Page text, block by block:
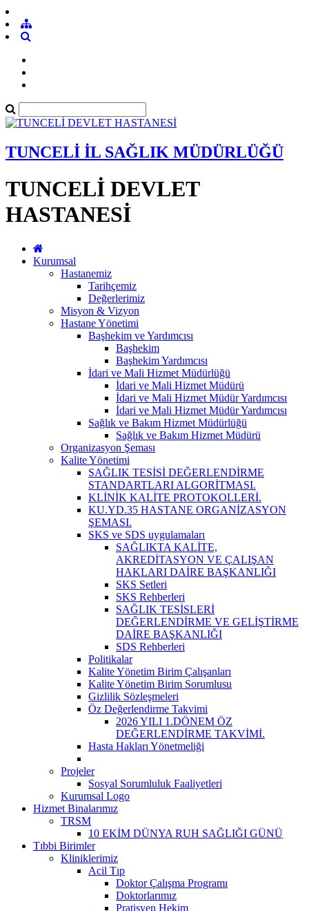
TUNCELİ İL SAĞLIK MÜDÜRLÜĞÜ
TUNCELİ DEVLET
HASTANESİ
Kurumsal
Hastanemiz
Tarihçemiz
Değerlerimiz
Misyon & Vizyon
Hastane Yönetimi
Başhekim ve Yardımcısı
Başhekim
Başhekim Yardımcısı
İdari ve Mali Hizmet Müdürlüğü
İdari ve Mali Hizmet Müdürü
İdari ve Mali Hizmet Müdür Yardımcısı
İdari ve Mali Hizmet Müdür Yardımcısı
Sağlık ve Bakım Hizmet Müdürlüğü
Sağlık ve Bakım Hizmet Müdürü
Organizasyon Şeması
Kalite Yönetimi
SAĞLIK TESİSİ DEĞERLENDİRME
STANDARTLARI ALGORİTMASI.
KLİNİK KALİTE PROTOKOLLERİ.
KU.YD.35 HASTANE ORGANİZASYON
ŞEMASI.
SKS ve SDS uygulamaları
SAĞLIKTA KALİTE,
AKREDİTASYON VE ÇALIŞAN
HAKLARI DAİRE BAŞKANLIĞI
SKS Setleri
SKS Rehberleri
SAĞLIK TESİSLERİ
DEĞERLENDİRME VE GELİŞTİRME
DAİRE BAŞKANLIĞI
SDS Rehberleri
Politikalar
Kalite Yönetim Birim Çalışanları
Kalite Yönetim Birim Sorumlusu
Gizlilik Sözleşmeleri
Öz Değerlendirme Takvimi
2026 YILI 1.DÖNEM ÖZ
DEĞERLENDİRME TAKVİMİ.
Hasta Hakları Yönetmeliği
Projeler
Sosyal Sorumluluk Faaliyetleri
Kurumsal Logo
Hizmet Binalarımız
TRSM
10 EKİM DÜNYA RUH SAĞLIĞI GÜNÜ
Tıbbi Birimler
Kliniklerimiz
Acil Tıp
Doktor Çalışma Programı
Doktorlarımız
Pratisyen Hekim